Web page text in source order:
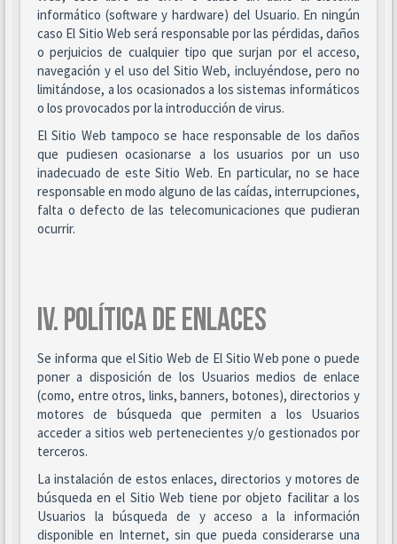
informático (software y hardware) del Usuario. En ningún
caso El Sitio Web será responsable por las pérdidas, daños
o perjuicios de cualquier tipo que surjan por el acceso,
navegación y el uso del Sitio Web, incluyéndose, pero no
limitándose, a los ocasionados a los sistemas informáticos
o los provocados por la introducción de virus.
El Sitio Web tampoco se hace responsable de los daños
que pudiesen ocasionarse a los usuarios por un uso
inadecuado de este Sitio Web. En particular, no se hace
responsable en modo alguno de las caídas, interrupciones,
falta o defecto de las telecomunicaciones que pudieran
ocurrir.
IV. POLÍTICA DE ENLACES
Se informa que el Sitio Web de El Sitio Web pone o puede
poner a disposición de los Usuarios medios de enlace
(como, entre otros, links, banners, botones), directorios y
motores de búsqueda que permiten a los Usuarios
acceder a sitios web pertenecientes y/o gestionados por
terceros.
La instalación de estos enlaces, directorios y motores de
búsqueda en el Sitio Web tiene por objeto facilitar a los
Usuarios la búsqueda de y acceso a la información
disponible en Internet, sin que pueda considerarse una